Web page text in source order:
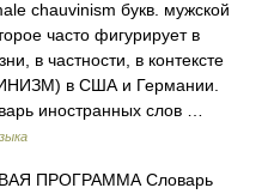
chauvinism букв. мужской
часто фигурирует в
в частности, в контексте
в США и Германии.
иностранных слов …
ПРОГРАММА Словарь